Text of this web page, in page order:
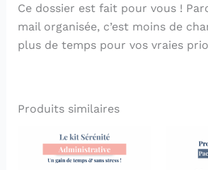
Ce dossier est fait pour vous !
mail organisée, c’est moins de
plus de temps pour vos vraies
Produits similaires